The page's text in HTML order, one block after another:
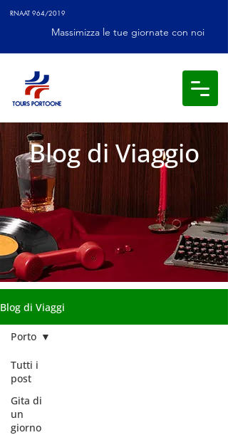
RNAAT 964/2019
Massimizza le tue giornate con noi
Blog di Viaggio
Blog di Viaggi
Tutti i
post
Gita di
un
giorno
Porto